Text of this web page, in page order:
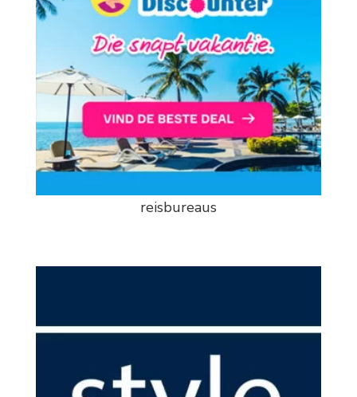
reisbureaus